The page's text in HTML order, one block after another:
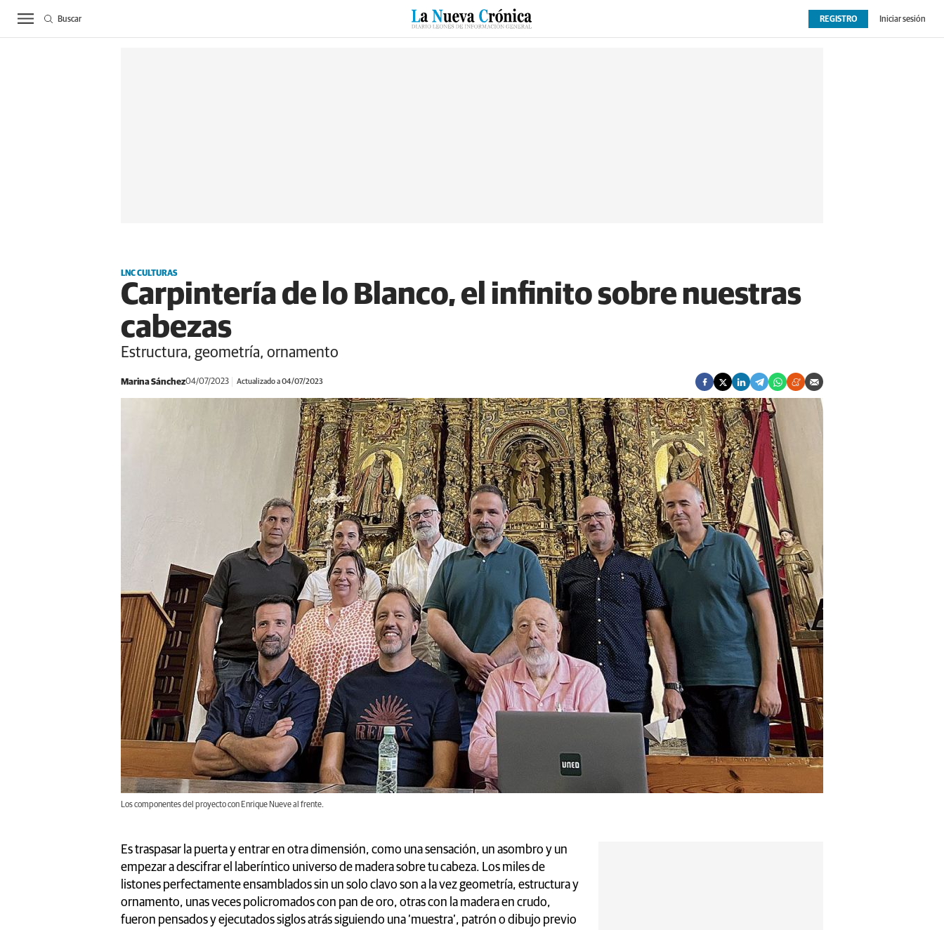
ACTUALIDAD BIERZO SUCESOS CULTURAS ESPECIALES DEPORTES OPINIÓN EXTRAS
REGISTRO Iniciar sesión
Buscar
LNC CULTURAS
Carpintería de lo Blanco, el infinito sobre nuestras
cabezas
Estructura, geometría, ornamento
Marina Sánchez04/07/2023 Actualizado a 04/07/2023
Los componentes del proyecto con Enrique Nueve al frente.
Es traspasar la puerta y entrar en otra dimensión, como una sensación, un asombro y un
empezar a descifrar el laberíntico universo de madera sobre tu cabeza. Los miles de
listones perfectamente ensamblados sin un solo clavo son a la vez geometría, estructura y
ornamento, unas veces policromados con pan de oro, otras con la madera en crudo,
fueron pensados y ejecutados siglos atrás siguiendo una ‘muestra’, patrón o dibujo previo